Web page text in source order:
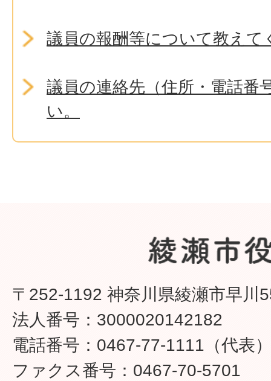
議員の報酬等について教えて
議員の連絡先（住所・電話番
い。
〒252-1192 神奈川県綾瀬市早川
法人番号：3000020142182
電話番号：0467-77-1111（代表
ファクス番号：0467-70-5701